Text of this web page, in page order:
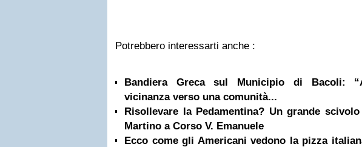
Potrebbero interessarti anche :
Bandiera Greca sul Municipio di Bacoli:
vicinanza verso una comunità...
Risollevare la Pedamentina? Un grande
Martino a Corso V. Emanuele
Ecco come gli Americani vedono la pizza